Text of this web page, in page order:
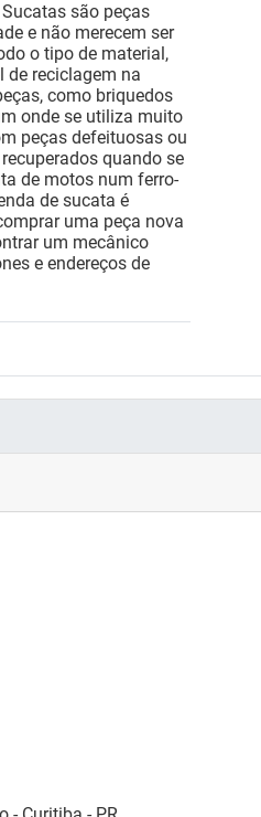
são peças
e não merecem ser
o tipo de material,
de reciclagem na
como briquedos
onde se utiliza muito
peças defeituosas ou
quando se
de motos num ferro-
de sucata é
uma peça nova
um mecânico
e endereços de